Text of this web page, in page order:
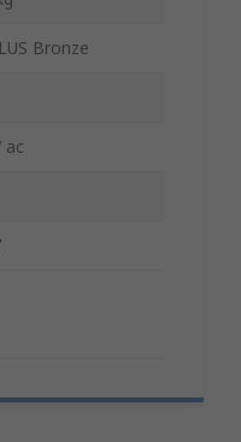
Bronze
ac